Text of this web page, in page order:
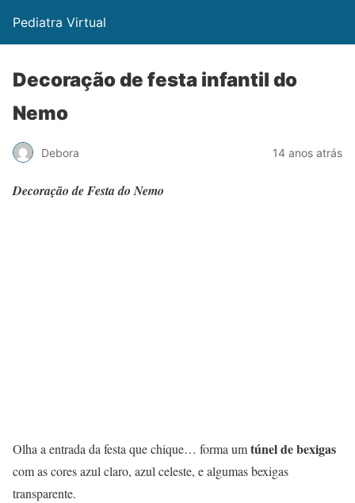
Pediatra Virtual
Decoração de festa infantil do
Nemo
Debora 14 anos atrás
Decoração de Festa do Nemo
Olha a entrada da festa que chique… forma umtúnel de bexigas
com as cores azul claro, azul celeste, e algumas bexigas
transparente.